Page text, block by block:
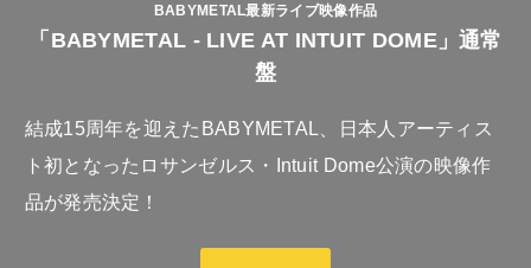
BABYMETAL最新ライブ映像作品
「BABYMETAL - LIVE AT INTUIT DOME」通常
盤
結成15周年を迎えたBABYMETAL、日本人アーティス
ト初となったロサンゼルス・Intuit Dome公演の映像作
品が発売決定！